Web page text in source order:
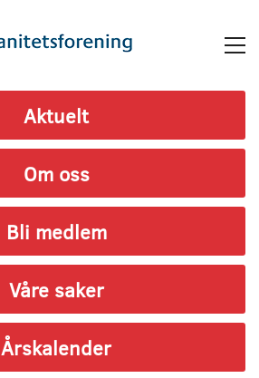
Aktuelt
Om oss
Bli medlem
Våre saker
Årskalender